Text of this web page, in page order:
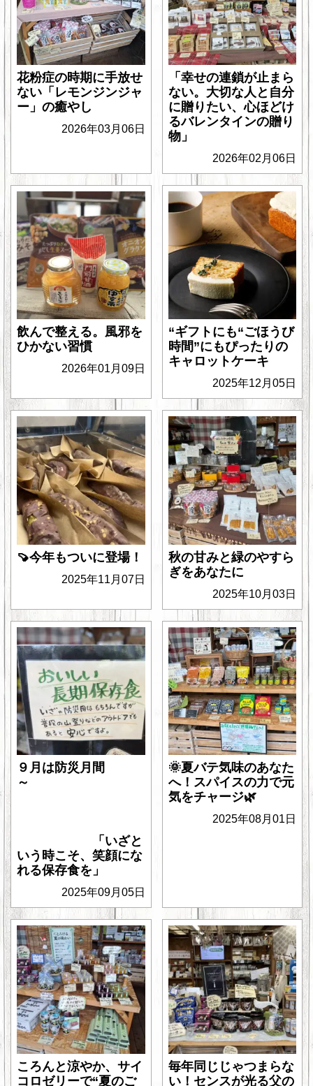
花粉症の時期に手放せ
ない「レモンジンジャ
ー」の癒やし
2026年03月06日
「幸せの連鎖が止まら
ない。大切な人と自分
に贈りたい、心ほどけ
るバレンタインの贈り
物」
2026年02月06日
飲んで整える。風邪を
ひかない習慣
2026年01月09日
“ギフトにも“ごほうび
時間”にもぴったりの
キャロットケーキ
2025年12月05日
🍠今年もついに登場！
2025年11月07日
秋の甘みと緑のやすら
ぎをあなたに
2025年10月03日
９月は防災月間
～
「いざと
いう時こそ、笑顔にな
れる保存食を」
2025年09月05日
🌞夏バテ気味のあなた
へ！スパイスの力で元
気をチャージ🌿
2025年08月01日
ころんと涼やか、サイ
コロゼリーで“夏のご
毎年同じじゃつまらな
い！センスが光る父の